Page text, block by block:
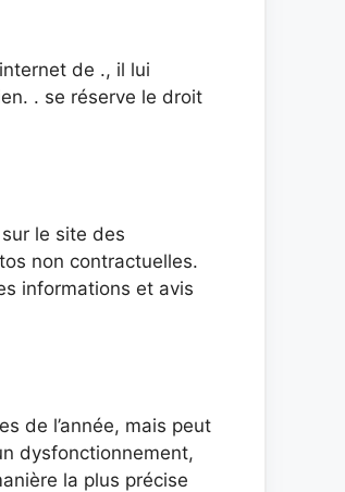
de ., il lui
. se réserve le droit
le site des
non contractuelles.
informations et avis
de l’année, mais peut
dysfonctionnement,
la plus précise